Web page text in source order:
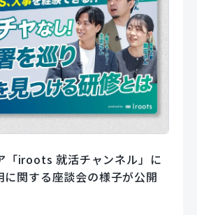
「iroots 就活チャンネル」に
に関する座談会の様子が公開